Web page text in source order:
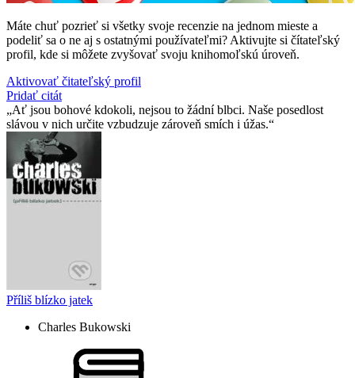
Máte chuť pozrieť si všetky svoje recenzie na jednom mieste a
podeliť sa o ne aj s ostatnými používateľmi? Aktivujte si čítateľský
profil, kde si môžete zvyšovať svoju knihomoľskú úroveň.
Aktivovať čitateľský profil
Pridať citát
Ať jsou bohové kdokoli, nejsou to žádní blbci. Naše posedlost
slávou v nich určite vzbudzuje zároveň smích i úžas.
Příliš blízko jatek
Charles Bukowski